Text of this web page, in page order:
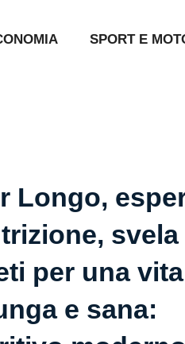
SPORT E
Longo,
svela
per una vita
e sana: